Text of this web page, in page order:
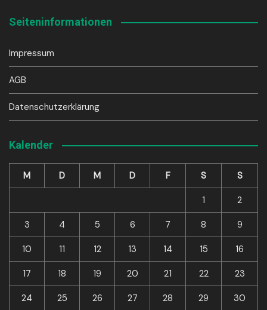
Seiteninformationen
Impressum
AGB
Datenschutzerklärung
Kalender
M D M D F S S
1 2
3 4 5 6 7 8 9
10 11 12 13 14 15 16
17 18 19 20 21 22 23
24 25 26 27 28 29 30